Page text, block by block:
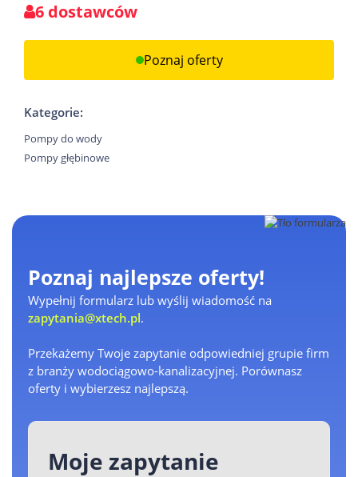
6 dostawców
Poznaj oferty
Kategorie:
Pompy do wody
Pompy głębinowe
Poznaj najlepsze oferty!
Wypełnij formularz lub wyślij wiadomość na
zapytania@xtech.pl.
Przekażemy Twoje zapytanie odpowiedniej grupie firm
z branży wodociągowo-kanalizacyjnej. Porównasz
oferty i wybierzesz najlepszą.
Moje zapytanie